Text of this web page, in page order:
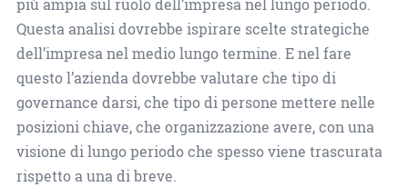
più ampia sul ruolo dell’impresa nel lungo periodo.
Questa analisi dovrebbe ispirare scelte strategiche
dell’impresa nel medio lungo termine. E nel fare
questo l’azienda dovrebbe valutare che tipo di
governance darsi, che tipo di persone mettere nelle
posizioni chiave, che organizzazione avere, con una
visione di lungo periodo che spesso viene trascurata
rispetto a una di breve.